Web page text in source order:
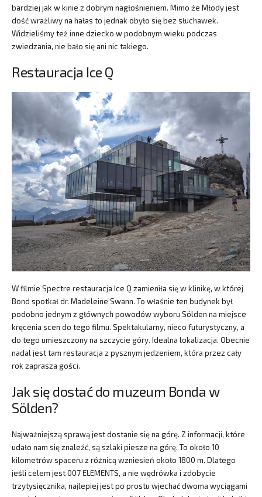
bardziej jak w kinie z dobrym nagłośnieniem. Mimo że Młody jest
dość wrażliwy na hałas to jednak obyło się bez słuchawek.
Widzieliśmy też inne dziecko w podobnym wieku podczas
zwiedzania, nie bało się ani nic takiego.
Restauracja Ice Q
W filmie Spectre restauracja Ice Q zamieniła się w klinikę, w której
Bond spotkał dr. Madeleine Swann. To właśnie ten budynek był
podobno jednym z głównych powodów wyboru Sölden na miejsce
kręcenia scen do tego filmu. Spektakularny, nieco futurystyczny, a
do tego umieszczony na szczycie góry. Idealna lokalizacja. Obecnie
nadal jest tam restauracja z pysznym jedzeniem, która przez cały
rok zaprasza gości.
Jak się dostać do muzeum Bonda w
Sölden?
Najważniejszą sprawą jest dostanie się na górę. Z informacji, które
udało nam się znaleźć, są szlaki piesze na górę. To około 10
kilometrów spaceru z różnicą wzniesień około 1800 m. Dlatego
jeśli celem jest 007 ELEMENTS, a nie wędrówka i zdobycie
trzytysięcznika, najlepiej jest po prostu wjechać dwoma wyciągami